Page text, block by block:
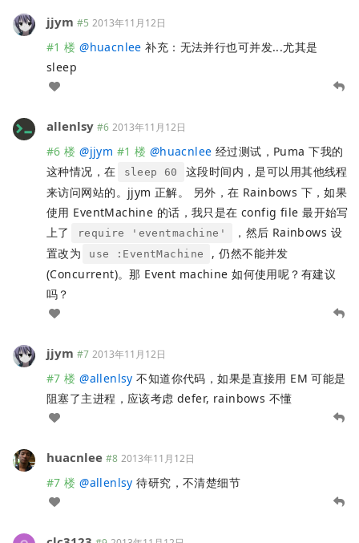
jjym #5 2013年11月12日
#1 楼 @huacnlee 补充：无法并行也可并发...尤其是
sleep
allenlsy #6 2013年11月12日
#6 楼 @jjym #1 楼 @huacnlee 经过测试，Puma 下我的
这种情况，在
sleep 60
这段时间内，是可以用其他线程
来访问网站的。jjym 正解。 另外，在 Rainbows 下，如果
使用 EventMachine 的话，我只是在 config file 最开始写
上了
require 'eventmachine'
，然后 Rainbows 设
置改为
use :EventMachine
, 仍然不能并发
(Concurrent)。那 Event machine 如何使用呢？有建议
吗？
jjym #7 2013年11月12日
#7 楼 @allenlsy 不知道你代码，如果是直接用 EM 可能是
阻塞了主进程，应该考虑 defer, rainbows 不懂
huacnlee #8 2013年11月12日
#7 楼 @allenlsy 待研究，不清楚细节